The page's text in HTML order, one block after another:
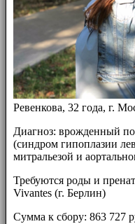
Ревенкова, 32 года, г.
Диагноз: врожденный
(синдром гипоплазии
митральезой и
Требуются роды и
Vivantes (г. Берлин)
Сумма к сбору: 863 727